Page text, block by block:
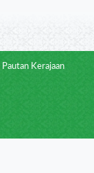
Pautan Kerajaan